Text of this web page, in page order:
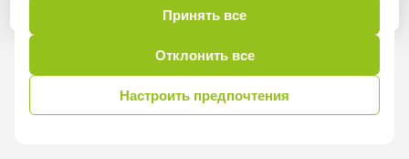
Принять все
Отклонить все
Настроить предпочтения